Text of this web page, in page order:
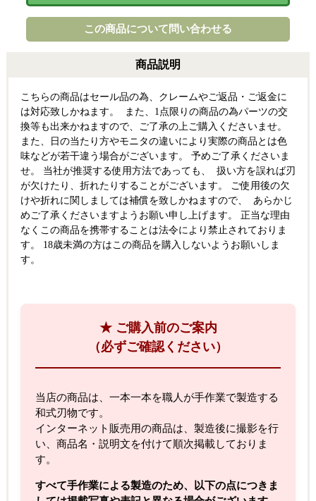
この商品について問い合わせる
商品説明
こちらの商品はセール品の為、クレームやご返品・ご返金に
は対応致しかねます。 また、1点限りの商品の為パーツの交
換等も出来かねますので、ご了承の上ご購入くださいませ。
また、日の当たり方やモニタの違いにより実際の商品とは色
味などが若干違う場合がございます。 予めご了承くださいま
せ。 当社が推奨する使用方法であっても、 扱い方を誤れば刃
が欠けたり、折れたりすることがございます。 ご使用後の欠
けや折れに関しましては補償を致しかねますので、 あらかじ
めご了承くださいますようお願い申し上げます。 正当な理由
なくこの商品を携帯することは法令により禁止されておりま
す。 18歳未満の方はこの商品を購入しないようお願いしま
す。
★ ご購入前のご案内
（必ずご確認ください）
当店の商品は、一本一本を職人が手作業で製造する
和式刃物です。
インターネット販売用の商品は、製造後に撮影を行
い、商品名・説明文を付けて順次掲載しておりま
す。
すべて手作業による製造のため、以下の点につきま